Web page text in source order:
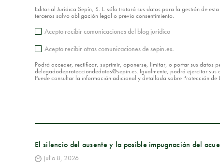
Editorial Jurídica Sepín, S. L. sólo tratará sus datos para la gestión de
terceros salvo obligación legal o previo consentimiento.
Acepto recibir comunicaciones del blog jurídico
Acepto recibir otras comunicaciones de sepin.es.
Podrá acceder, rectificar, suprimir, oponerse, limitar, o portar sus
delegadodeprotecciondedatos@sepin.es. Igualmente, podrá ejercitar
Puede consultar la información adicional y detallada sobre Protección
El silencio del ausente y la posible impugnación del
julio 8, 2026